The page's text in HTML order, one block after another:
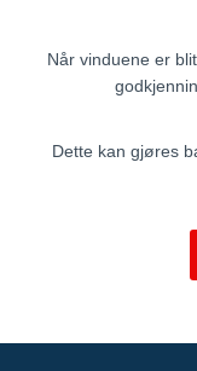
Når vinduene er
Dette kan gjøres